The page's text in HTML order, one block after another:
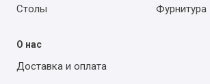
Столы
Фурнитура
О нас
Доставка и оплата